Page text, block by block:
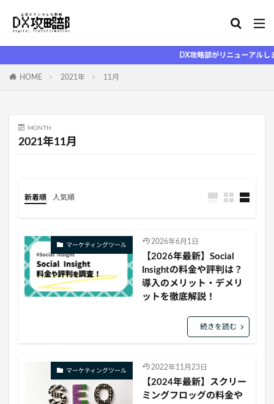
DX攻略部がリニューアルしました
HOME 2021年 11月
MONTH
2021年11月
新着順 人気順
マーケティングツール 2026年6月1日
【2026年最新】Social
Insightの料金や評判は？
導入のメリット・デメリ
ットを徹底解説！
続きを読む
マーケティングツール 2022年11月23日
【2024年最新】スクリー
ミングフロッグの料金や